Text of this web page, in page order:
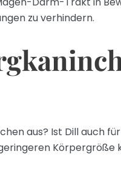
zu verhindern.
aus? Ist Dill auch
Körpergröße